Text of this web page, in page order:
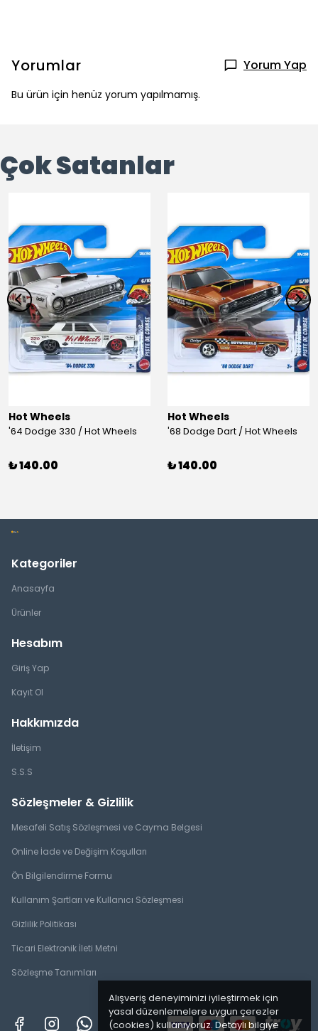
Alışveriş deneyiminizi iyileştirmek için
yasal düzenlemelere uygun çerezler
(cookies) kullanıyoruz. Detaylı bilgiye
Yorumlar Yorum Yap
Bu ürün için henüz yorum yapılmamış.
Çok Satanlar
Hot Wheels
'64 Dodge 330 / Hot Wheels
₺ 140.00
Hot Wheels
'68 Dodge Dart / Hot Wheels
₺ 140.00
Kategoriler
Anasayfa
Ürünler
Hesabım
Giriş Yap
Kayıt Ol
Hakkımızda
İletişim
S.S.S
Sözleşmeler & Gizlilik
Mesafeli Satış Sözleşmesi ve Cayma Belgesi
Online İade ve Değişim Koşulları
Ön Bilgilendirme Formu
Kullanım Şartları ve Kullanıcı Sözleşmesi
Gizlilik Politikası
Ticari Elektronik İleti Metni
Sözleşme Tanımları